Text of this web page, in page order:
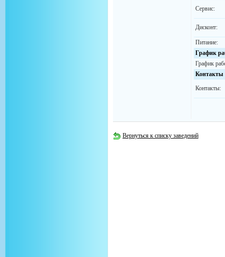
Сервис:
Дисконт:
Питание:
График
График
Контакты
Контакты:
Вернуться к списку заведений